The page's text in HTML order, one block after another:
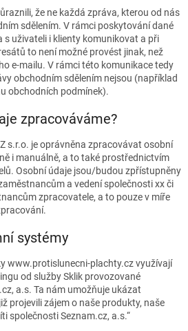
že ne každá zpráva, kterou od nás
sdělením. V rámci poskytování dané
s uživateli i klienty komunikovat a při
to není možné provést jinak, než
e-mailu. V rámci této komunikace tedy
obchodním sdělením nejsou (například
obchodních podmínek).
zpracováváme?
s.r.o. je oprávněna zpracovávat osobní
i manuálně, a to také prostřednictvím
Osobní údaje jsou/budou zpřístupněny
a vedení společnosti xx či
zpracovatele, a to pouze v míře
systémy
www.protislunecni-plachty.cz využívají
od služby Sklik provozované
a.s. Ta nám umožňuje ukázat
projevili zájem o naše produkty, naše
společnosti Seznam.cz, a.s.“